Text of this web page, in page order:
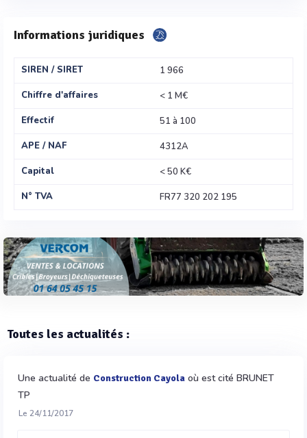
Informations juridiques
SIREN / SIRET
1 966
Chiffre d'affaires
< 1 M€
Effectif
51 à 100
APE / NAF
4312A
Capital
< 50 K€
N° TVA
FR77 320 202 195
Toutes les actualités :
Une actualité de Construction Cayola où est cité BRUNET
TP
Le 24/11/2017